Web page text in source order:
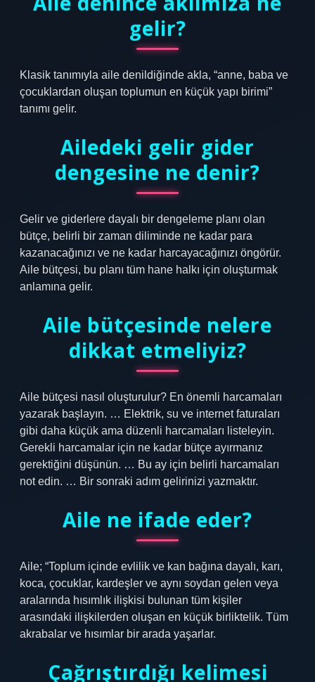
gelir?
Klasik tanımıyla aile denildiğinde akla, “anne, baba ve
çocuklardan oluşan toplumun en küçük yapı birimi”
tanımı gelir.
Ailedeki gelir gider
dengesine ne denir?
Gelir ve giderlere dayalı bir dengeleme planı olan
bütçe, belirli bir zaman diliminde ne kadar para
kazanacağınızı ve ne kadar harcayacağınızı öngörür.
Aile bütçesi, bu planı tüm hane halkı için oluşturmak
anlamına gelir.
Aile bütçesinde nelere
dikkat etmeliyiz?
Aile bütçesi nasıl oluşturulur? En önemli harcamaları
yazarak başlayın. … Elektrik, su ve internet faturaları
gibi daha küçük ama düzenli harcamaları listeleyin.
Gerekli harcamalar için ne kadar bütçe ayırmanız
gerektiğini düşünün. … Bu ay için belirli harcamaları
not edin. … Bir sonraki adım gelirinizi yazmaktır.
Aile ne ifade eder?
Aile; “Toplum içinde evlilik ve kan bağına dayalı, karı,
koca, çocuklar, kardeşler ve aynı soydan gelen veya
aralarında hısımlık ilişkisi bulunan tüm kişiler
arasındaki ilişkilerden oluşan en küçük birliktelik. Tüm
akrabalar ve hısımlar bir arada yaşarlar.
Çağrıştırdığı kelimesi